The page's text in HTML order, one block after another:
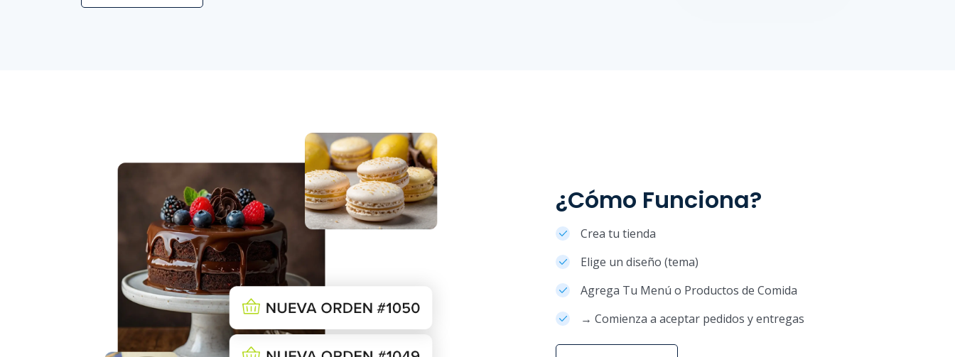
¿Cómo Funciona?
Crea tu tienda
Elige un diseño (tema)
Agrega Tu Menú o Productos de Comida
→ Comienza a aceptar pedidos y entregas